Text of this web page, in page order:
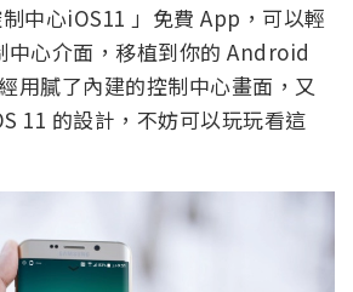
中心iOS11 」免費 App，可以輕
中心介面，移植到你的 Android
用膩了內建的控制中心畫面，又
11 的設計，不妨可以玩玩看這